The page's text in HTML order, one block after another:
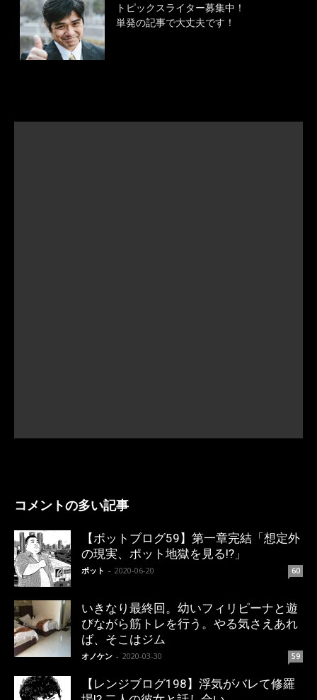
トピックスライター募集中！
単発の記事で大丈夫です！
コメントの多い記事
【ポットブログ59】第一章完結「想定外
の現実、ポット地獄を見る!?」
ポット - 2020-06-20 60
いきなり最終回。幼いフィリピーナと遊
びながら筋トレを行う。やる気さえあれ
ば、そこはジム
オノケン - 2020-03-30 59
【レンジブログ198】浮気がバレて修羅